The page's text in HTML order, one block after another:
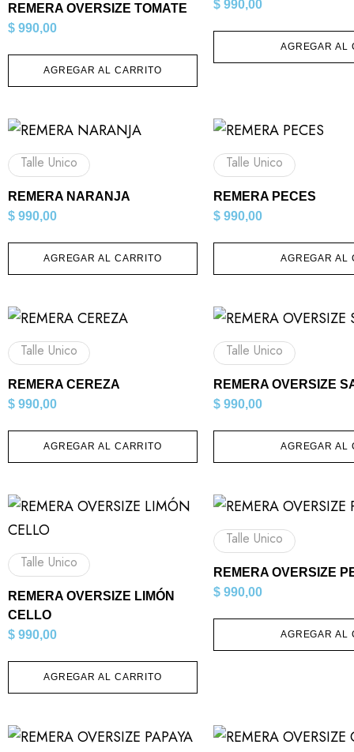
REMERA OVERSIZE TOMATE
$ 990,00
AGREGAR AL CARRITO
$ 990,00
AGREGAR AL
Talle Unico
REMERA NARANJA
$ 990,00
AGREGAR AL CARRITO
Talle Unico
REMERA PECES
$ 990,00
AGREGAR AL
Talle Unico
REMERA CEREZA
$ 990,00
AGREGAR AL CARRITO
Talle Unico
REMERA OVERSIZE
$ 990,00
AGREGAR AL
Talle Unico
REMERA OVERSIZE LIMÓN
CELLO
$ 990,00
AGREGAR AL CARRITO
Talle Unico
REMERA OVERSIZE
$ 990,00
AGREGAR AL